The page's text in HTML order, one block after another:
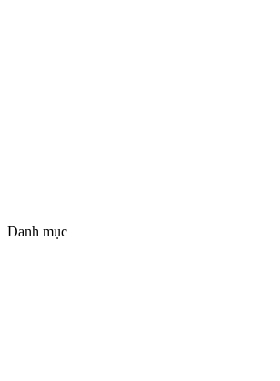
Danh mục